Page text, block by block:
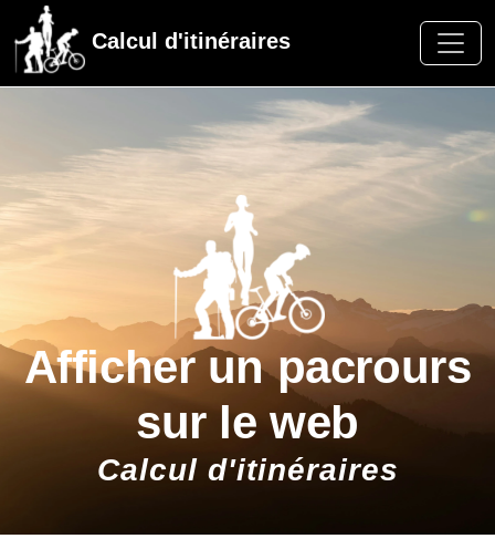
Calcul d'itinéraires
Afficher un pacrours
sur le web
Calcul d'itinéraires